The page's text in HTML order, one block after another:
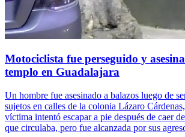
Motociclista fue perseguido y
templo en Guadalajara
Un hombre fue asesinado a balazos luego de
sujetos en calles de la colonia Lázaro
víctima intentó escapar a pie después de caer
que circulaba, pero fue alcanzada por sus